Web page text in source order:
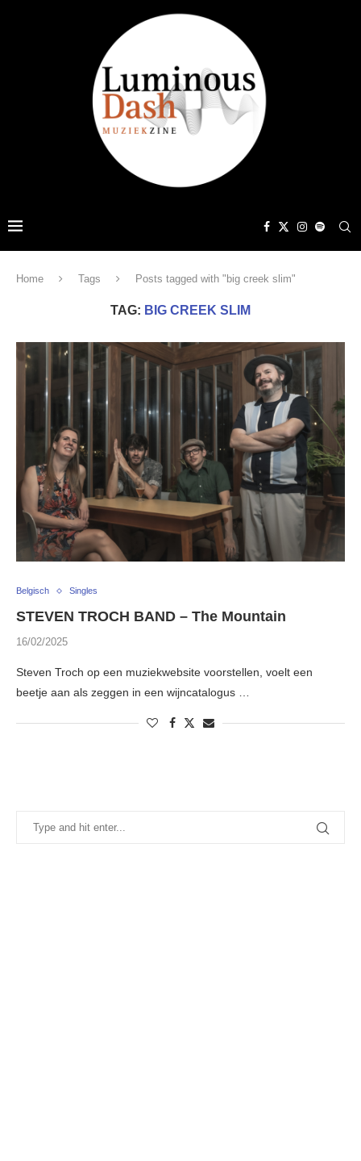
Home Tags Posts tagged with "big creek slim"
TAG: BIG CREEK SLIM
Belgisch Singles
STEVEN TROCH BAND – The Mountain
16/02/2025
Steven Troch op een muziekwebsite voorstellen, voelt een
beetje aan als zeggen in een wijncatalogus …